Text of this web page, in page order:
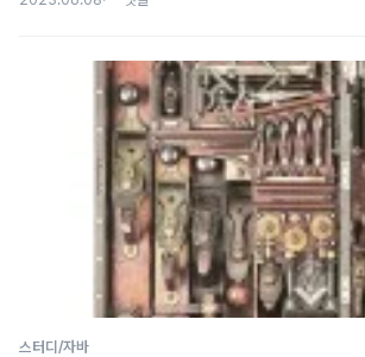
있지만 이를 모두 정리할 필요는 없을 것 같아 중
자세한 내용은 책을 참고하시길 바랍니다. equals
equals() 를 재정의해서 불필요한 문제가 발생할
경우에 해당된다면 equals()를 아예 재정의하지
방법이다. 이 경우 기본 Object.equals() 가 호출
스터디/자바